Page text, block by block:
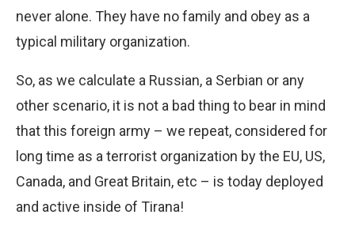
never alone. They have no family and obey as a
typical military organization.
So, as we calculate a Russian, a Serbian or any
other scenario, it is not a bad thing to bear in mind
that this foreign army – we repeat, considered for
long time as a terrorist organization by the EU, US,
Canada, and Great Britain, etc – is today deployed
and active inside of Tirana!